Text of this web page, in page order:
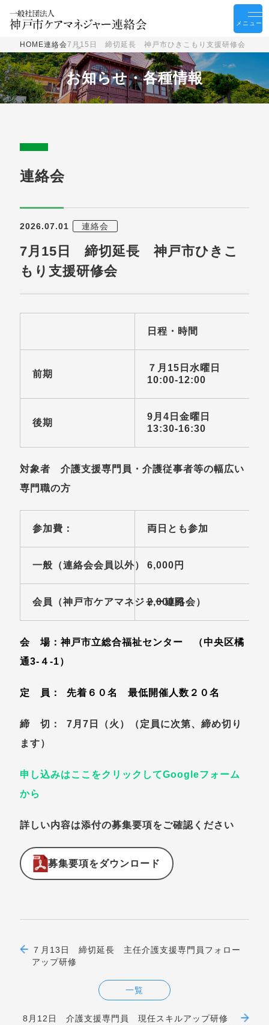
メニュー
HOME連絡会7月15日 締切延長 神戸市ひきこもり支援研修会
お知らせ・各種情報
連絡会
2026.07.01 連絡会
7月15日 締切延長 神戸市ひきこ
もり支援研修会
日程・時間
前期
７月15日水曜日
10:00-12:00
後期
9月4日金曜日
13:30‐16:30
対象者 介護支援専門員・介護従事者等の幅広い
専門職の方
参加費： 両日とも参加
一般（連絡会会員以外） 6,000円
会員（神戸市ケアマネジャー連絡会）
2,000円
会 場： 神戸市立総合福祉センター （中央区橘
通3-４-1）
定 員： 先着６０名 最低開催人数２０名
締 切： 7月7日（火）（定員に次第、締め切り
ます）
申し込みはここをクリックしてGoogleフォーム
から
詳しい内容は添付の募集要項をご確認ください
募集要項をダウンロード
７月13日 締切延長 主任介護支援専門員フォロー
アップ研修
一覧
8月12日 介護支援専門員 現任スキルアップ研修